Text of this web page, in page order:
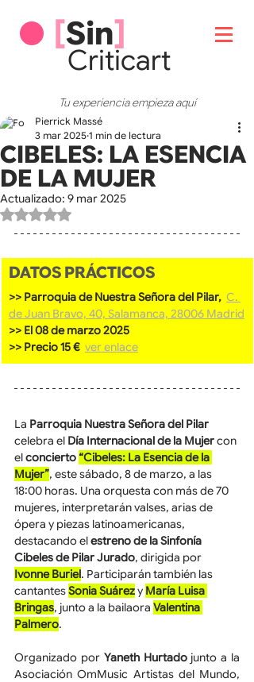
[Sin]
Criticart
Tu experiencia empieza aquí
CIBELES: LA ESENCIA
DE LA MUJER
Pierrick Massé
3 mar 2025 1 min de lectura
Actualizado: 9 mar 2025
Obtuvo NaN de 5 estrellas.
DATOS PRÁCTICOS
>> Parroquia de Nuestra Señora del Pilar, C.
de Juan Bravo, 40, Salamanca, 28006 Madrid
>> El 08 de marzo 2025
>> Precio 15 € ver enlace
La Parroquia Nuestra Señora del Pilar
celebra el Día Internacional de la Mujer con
el concierto “Cibeles: La Esencia de la
Mujer”, este sábado, 8 de marzo, a las
18:00 horas. Una orquesta con más de 70
mujeres, interpretarán valses, arias de
ópera y piezas latinoamericanas,
destacando el estreno de la Sinfonía
Cibeles de Pilar Jurado, dirigida por
Ivonne Buriel. Participarán también las
cantantes Sonia Suárez y María Luisa
Bringas, junto a la bailaora Valentina
Palmero.
Organizado por Yaneth Hurtado junto a la
Asociación OmMusic Artistas del Mundo,